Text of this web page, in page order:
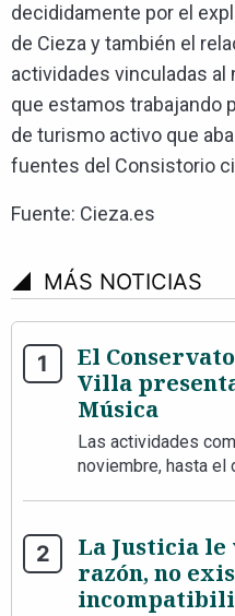
decididamente por el
de Cieza y también el
actividades vinculadas al
que estamos trabajando
de turismo activo que
fuentes del Consistorio
Fuente: Cieza.es
signal_cellular_4_bar MÁS NOTICIAS
El
Villa
Música
Las actividades
noviembre, hasta el
La Justicia
razón, no